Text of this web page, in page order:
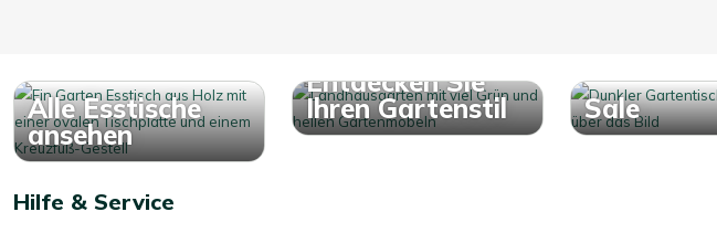
Alle Esstische
ansehen
Entdecken Sie
Ihren Gartenstil
Sale
Hilfe & Service